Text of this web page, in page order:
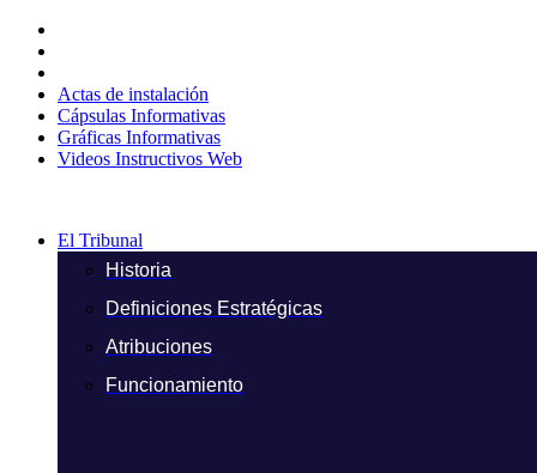
contenido
Actas de instalación
Cápsulas Informativas
Gráficas Informativas
Videos Instructivos Web
El Tribunal
Historia
Definiciones Estratégicas
Atribuciones
Funcionamiento